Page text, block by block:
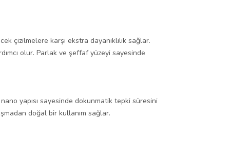
çizilmelere karşı ekstra dayanıklılık sağlar.
olur. Parlak ve şeffaf yüzeyi sayesinde
yapısı sayesinde dokunmatik tepki süresini
doğal bir kullanım sağlar.